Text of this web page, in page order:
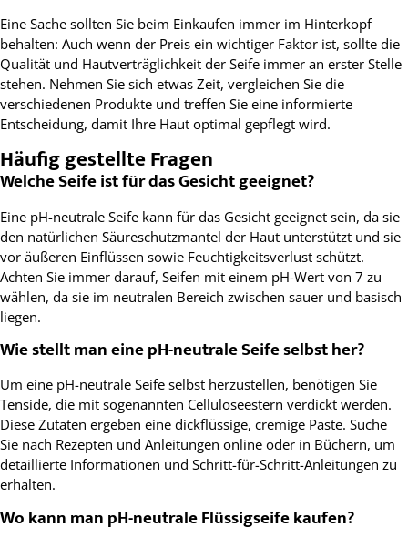
Eine Sache sollten Sie beim Einkaufen immer im Hinterkopf
behalten: Auch wenn der Preis ein wichtiger Faktor ist, sollte die
Qualität und Hautverträglichkeit der Seife immer an erster Stelle
stehen. Nehmen Sie sich etwas Zeit, vergleichen Sie die
verschiedenen Produkte und treffen Sie eine informierte
Entscheidung, damit Ihre Haut optimal gepflegt wird.
Häufig gestellte Fragen
Welche Seife ist für das Gesicht geeignet?
Eine pH-neutrale Seife kann für das Gesicht geeignet sein, da sie
den natürlichen Säureschutzmantel der Haut unterstützt und sie
vor äußeren Einflüssen sowie Feuchtigkeitsverlust schützt.
Achten Sie immer darauf, Seifen mit einem pH-Wert von 7 zu
wählen, da sie im neutralen Bereich zwischen sauer und basisch
liegen.
Wie stellt man eine pH-neutrale Seife selbst her?
Um eine pH-neutrale Seife selbst herzustellen, benötigen Sie
Tenside, die mit sogenannten Celluloseestern verdickt werden.
Diese Zutaten ergeben eine dickflüssige, cremige Paste. Suche
Sie nach Rezepten und Anleitungen online oder in Büchern, um
detaillierte Informationen und Schritt-für-Schritt-Anleitungen zu
erhalten.
Wo kann man pH-neutrale Flüssigseife kaufen?